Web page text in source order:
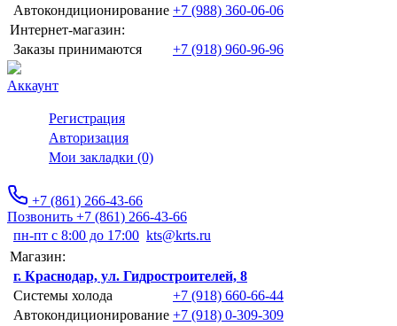
Автокондиционирование +7 (988) 360-06-06
Интернет-магазин:
Заказы принимаются
+7 (918) 960-96-96
Аккаунт
Регистрация
Авторизация
Мои закладки (0)
+7 (861) 266-43-66
Позвонить +7 (861) 266-43-66
пн-пт с 8:00 до 17:00 kts@krts.ru
Магазин:
г. Краснодар, ул. Гидростроителей, 8
Системы холода
+7 (918) 660-66-44
Автокондиционирование +7 (918) 0-309-309